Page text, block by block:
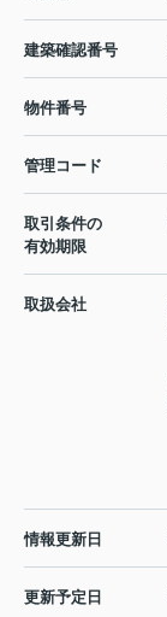
建築確認番号
物件番号
管理コード
取引条件の
有効期限
取扱会社
情報更新日
更新予定日